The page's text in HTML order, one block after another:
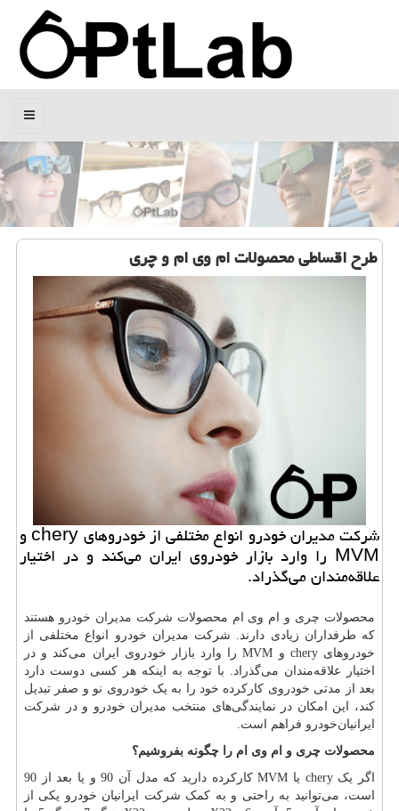
منو
طرح اقساطی محصولات ام وی ام و چری
شركت مدیران خودرو انواع مختلفی از خودروهای chery و
MVM را وارد بازار خودروی ایران می‌كند و در اختیار
علاقه‌مندان می‌گذراد.
محصولات چری و ام وی ام محصولات شرکت مدیران خودرو هستند
که طرفداران زیادی دارند. شرکت مدیران خودرو انواع مختلفی از
خودروهایchery و MVMرا وارد بازار خودروی ایران می‌کند و در
اختیار علاقه‌مندان می‌گذراد. با توجه به اینکه هر کسی دوست دارد
بعد از مدتی خودروی کارکرده خود را به یک خودروی نو و صفر تبدیل
کند، این امکان در نمایندگی‌های منتخب مدیران خودرو و در شرکت
ایرانیان‌خودرو فراهم است.
محصولات چری و ام وی ام را چگونه بفروشیم؟
اگر یکchery یا MVM
کارکرده دارید که مدل آن 90 و یا بعد از 90
است، می‌توانید به راحتی و به کمک شرکت ایرانیان خودرو یکی از